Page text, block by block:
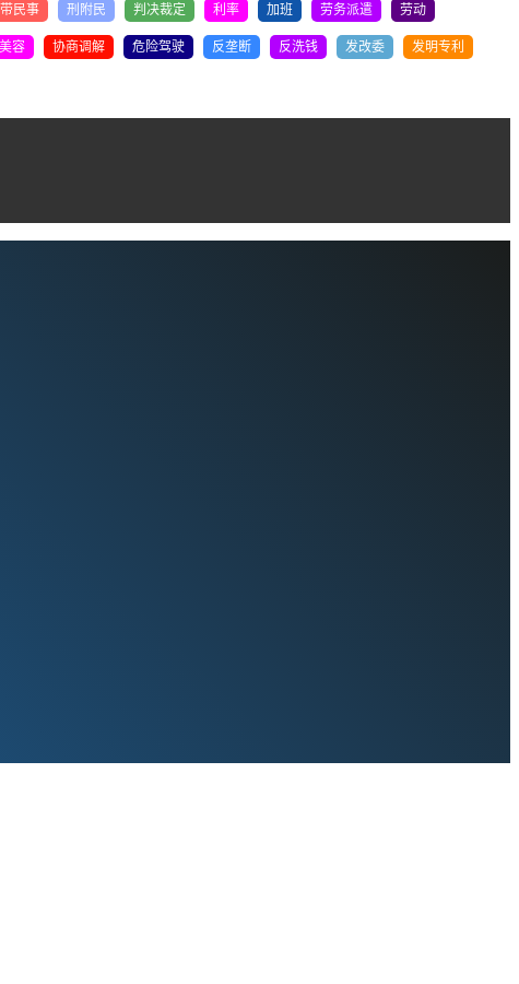
民事 刑附民 判决裁定 利率 加班 劳务派遣 劳动
容 协商调解 危险驾驶 反垄断 反洗钱 发改委 发明专利